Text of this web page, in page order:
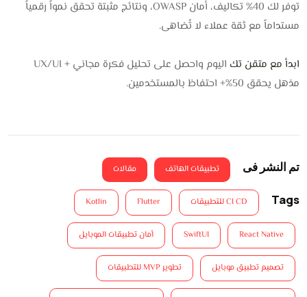
توفر لك 40% تكاليف، أمان OWASP، ونتائج مثبتة تحقق نمواً رقمياً
مستداماً مع ثقة عملاء لا تُضاهى.
ابدأ مع متقن تك
اليوم واحصل على تحليل فكرة مجاني + UX/UI
مذهل يحقق 50%+ احتفاظ بالمستخدمين.
تم النشر فى تطبيقات الهاتف مقالات
Tags CI CD للتطبيقات Flutter
Kotlin
React Native
SwiftUI أمان تطبيقات الموبايل
تصميم تطبيق موبايل تطوير MVP للتطبيقات